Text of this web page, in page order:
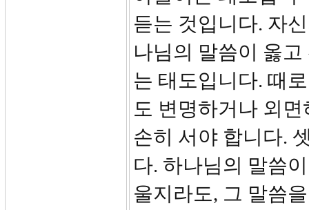
듣는 것입니다. 자
나님의 말씀이 옳
는 태도입니다. 때
도 변명하거나 외
손히 서야 합니다.
다. 하나님의 말씀
울지라도, 그 말씀